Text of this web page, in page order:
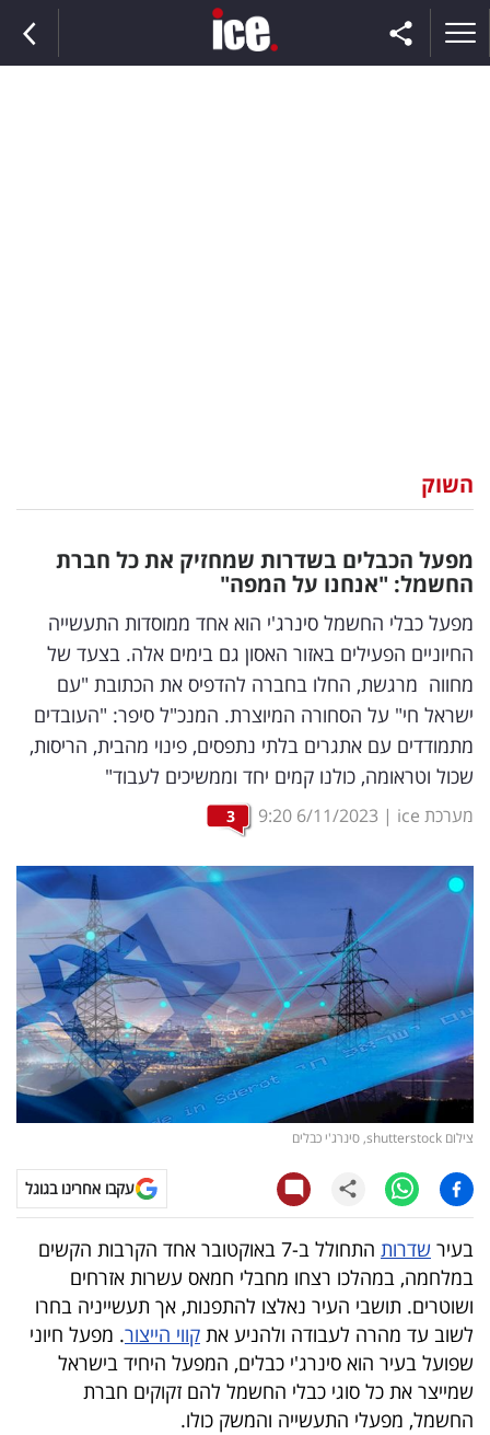
וצרכנות
דיגיטל
וטק
שיווק
ופרסום
משפט
מדדים
דעות
רכילות
עסקית
קריפטו
ויראלי
טלוויזיה
עסקי
ספורט
קריירה
ולימודים
מינויים
רייטינג
השוק
מפעל הכבלים בשדרות שמחזיק את כל חברת
החשמל: "אנחנו על המפה"
מפעל כבלי החשמל סינרג'י הוא אחד ממוסדות התעשייה
החיוניים הפעילים באזור האסון גם בימים אלה. בצעד של
מחווה מרגשת, החלו בחברה להדפיס את הכתובת "עם
ישראל חי" על הסחורה המיוצרת. המנכ"ל סיפר: "העובדים
מתמודדים עם אתגרים בלתי נתפסים, פינוי מהבית, הריסות,
שכול וטראומה, כולנו קמים יחד וממשיכים לעבוד"
מערכת ice |
6/11/2023
9:20
3
צילום shutterstock, סינרג'י כבלים
עקבו אחרינו בגוגל
בעיר שדרות
התחולל ב-7 באוקטובר אחד הקרבות הקשים
במלחמה, במהלכו רצחו מחבלי חמאס עשרות אזרחים
ושוטרים. תושבי העיר נאלצו להתפנות, אך תעשייניה בחרו
לשוב עד מהרה לעבודה ולהניע את קווי הייצור. מפעל חיוני
שפועל בעיר הוא סינרג'י כבלים, המפעל היחיד בישראל
שמייצר את כל סוגי כבלי החשמל להם זקוקים חברת
החשמל, מפעלי התעשייה והמשק כולו.